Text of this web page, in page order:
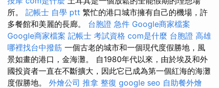
所。 記帳士 自學 ptt 繁忙的港口城市擁有自己的機場，許
多餐館和美麗的長廊。 台胞證 急件 Google商家檔案
Google商家檔案 記帳士 考試資格 com是什麼 台胞證 高雄
哪裡找台中撥筋 一個古老的城市和一個現代度假勝地，風
景如畫的港口，金海灘。 自1980年代以來，由於埃及和外
國投資者一直在不斷擴大，因此它已成為第一個紅海的海灘
度假勝地。 外燴公司 推拿 整復 google seo 自助餐外燴